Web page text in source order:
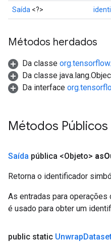
Saída <?>
Métodos herdados
Da classe
Da classe
Da interface
Métodos Públicos
Saída pública <Objeto> as
Retorna o identificador
As entradas para
é usado para obter um
public static Unwrap